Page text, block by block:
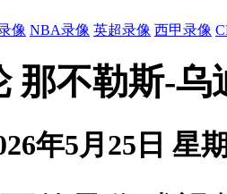
像 NBA录像 英超录像 西甲录像
那不勒斯-
年5月25日 星